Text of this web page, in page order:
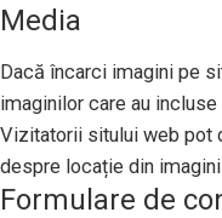
Media
Dacă încarci imagini pe
imaginilor care au
Vizitatorii sitului web pot
despre locație din
Formulare de